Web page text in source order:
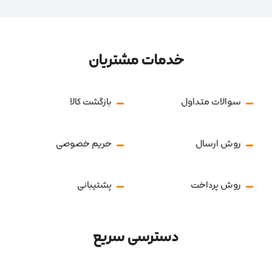
خدمات مشتریان
سوالات متداول بازگشت کالا
روش ارسال حریم خصوصی
روش پرداخت پشتیبانی
دسترسی سریع